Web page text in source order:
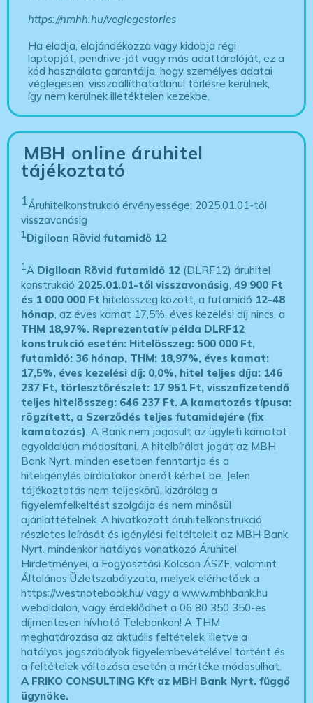
https://nmhh.hu/veglegestorles
Ha eladja, elajándékozza vagy kidobja régi
laptopját, pendrive-ját vagy más adattárolóját, ez a
kód használata garantálja, hogy személyes adatai
véglegesen, visszaállíthatatlanul törlésre kerülnek,
így nem kerülnek illetéktelen kezekbe.
MBH online áruhitel
tájékoztató
1Áruhitelkonstrukció érvényessége: 2025.01.01-től
visszavonásig
1Digiloan Rövid futamidő 12
1A Digiloan Rövid futamidő 12 (DLRF12) áruhitel
konstrukció 2025.01.01-től visszavonásig,49 900 Ft
és 1 000 000 Ft hitelösszeg között, a futamidő 12-48
hónap, az éves kamat 17,5%, éves kezelési díj nincs, a
THM 18,97%. Reprezentatív példa DLRF12
konstrukció esetén: Hitelösszeg: 500 000 Ft,
futamidő: 36 hónap, THM: 18,97%, éves kamat:
17,5%, éves kezelési díj: 0,0%, hitel teljes díja: 146
237 Ft, törlesztőrészlet: 17 951 Ft, visszafizetendő
teljes hitelösszeg: 646 237 Ft.A kamatozás típusa:
rögzített, a Szerződés teljes futamidejére (fix
kamatozás). A Bank nem jogosult az ügyleti kamatot
egyoldalúan módosítani. A hitelbírálat jogát az MBH
Bank Nyrt. minden esetben fenntartja és a
hiteligénylés bírálatakor önerőt kérhet be. Jelen
tájékoztatás nem teljeskörű, kizárólag a
figyelemfelkeltést szolgálja és nem minősül
ajánlattételnek. A hivatkozott áruhitelkonstrukció
részletes leírását és igénylési feltélteleit az MBH Bank
Nyrt. mindenkor hatályos vonatkozó Áruhitel
Hirdetményei, a Fogyasztási Kölcsön ÁSZF, valamint
Általános Üzletszabályzata, melyek elérhetőek a
https://westnotebook.hu/vagy a www.mbhbank.hu
weboldalon, vagy érdeklődhet a 06 80 350 350-es
díjmentesen hívható Telebankon! A THM
meghatározása az aktuális feltételek, illetve a
hatályos jogszabályok figyelembevételével történt és
a feltételek változása esetén a mértéke módosulhat.
A FRIKO CONSULTING Kft az MBH Bank Nyrt. függő
ügynöke.